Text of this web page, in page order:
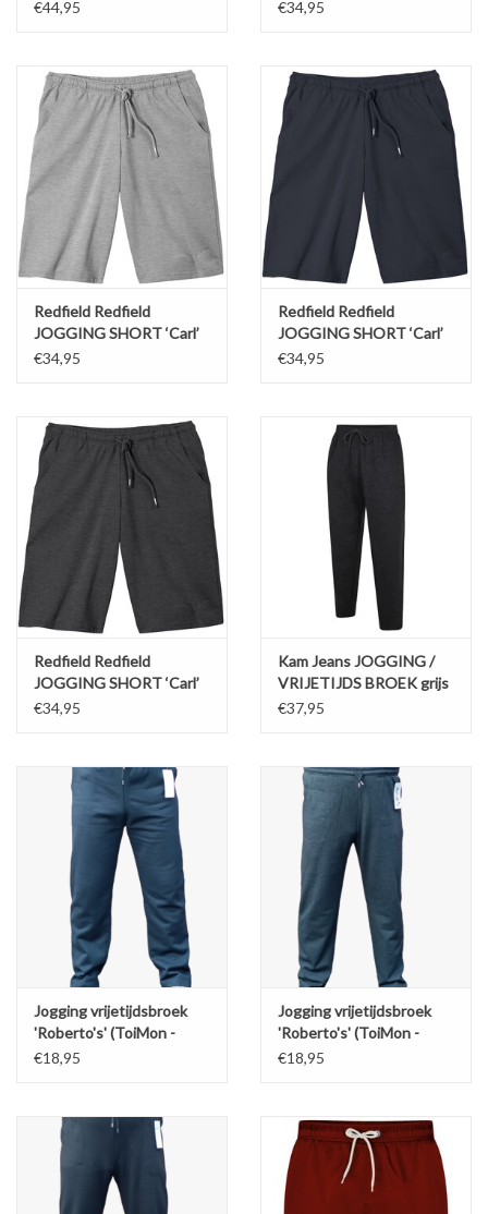
€44,95 Zwart
€34,95
Redfield Redfield
JOGGING SHORT ‘Carl’
Licht grijs
€34,95
Redfield Redfield
JOGGING SHORT ‘Carl’
Donker blauw
€34,95
Redfield Redfield
JOGGING SHORT ‘Carl’
Antraciet
€34,95
Kam Jeans JOGGING /
VRIJETIJDS BROEK grijs
€37,95
Jogging vrijetijdsbroek
'Roberto's' (ToiMon -
model)- Navy blauw
€18,95
Jogging vrijetijdsbroek
'Roberto's' (ToiMon -
model)- antraciet
€18,95